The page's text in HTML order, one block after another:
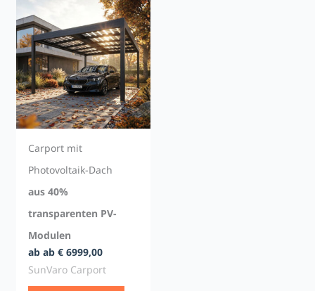
Carport mit
Photovoltaik-Dach
aus 40%
transparenten PV-
Modulen
ab ab € 6999,00
SunVaro Carport